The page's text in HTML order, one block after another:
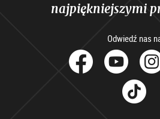
najpiękniejszymi
Odwiedź nas
Tik